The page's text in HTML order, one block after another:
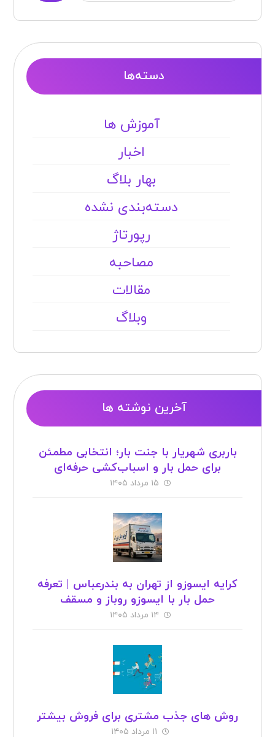
دسته‌ها
آموزش ها
اخبار
بهار بلاگ
دسته‌بندی نشده
رپورتاژ
مصاحبه
مقالات
وبلاگ
آخرین نوشته ها
باربری شهریار با جنت بار؛ انتخابی مطمئن
برای حمل بار و اسباب‌کشی حرفه‌ای
۱۵ مرداد ۱۴۰۵
کرایه ایسوزو از تهران به بندرعباس | تعرفه
حمل بار با ایسوزو روباز و مسقف
۱۴ مرداد ۱۴۰۵
روش های جذب مشتری برای فروش بیشتر
۱۱ مرداد ۱۴۰۵